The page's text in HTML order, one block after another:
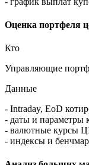
- биржевые
- котировки ЦЦ
- расчёт НКД, вкл.
Оценка портфеля
Кто
Управляющие
Данные
- даты и параметры